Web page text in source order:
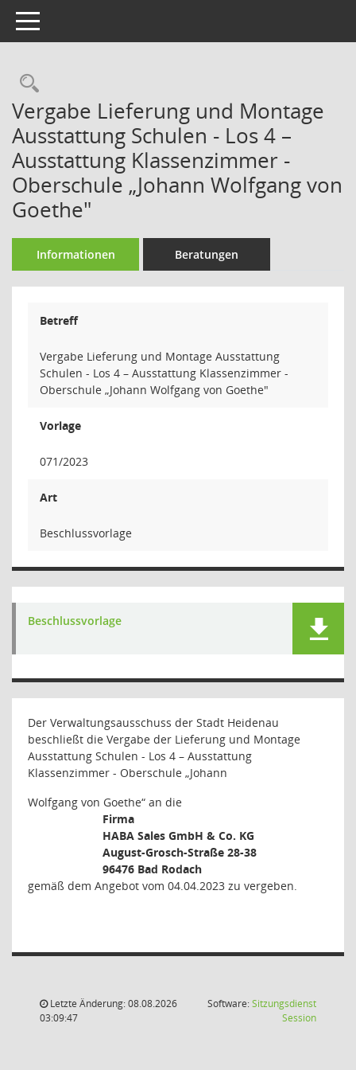
Toggle navigation
Rechercheauswahl
Vergabe Lieferung und Montage
Ausstattung Schulen - Los 4 –
Ausstattung Klassenzimmer -
Oberschule „Johann Wolfgang von
Goethe"
Informationen Beratungen
Betreff
Vergabe Lieferung und Montage Ausstattung
Schulen - Los 4 – Ausstattung Klassenzimmer -
Oberschule „Johann Wolfgang von Goethe"
Vorlage
071/2023
Art
Beschlussvorlage
Beschlussvorlage
Der Verwaltungsausschuss der Stadt Heidenau
beschließt die Vergabe der Lieferung und Montage
Ausstattung Schulen - Los 4 – Ausstattung
Klassenzimmer - Oberschule „Johann
Wolfgang von Goethe“ an die
Firma
HABA Sales GmbH & Co. KG
August-Grosch-Straße 28-38
96476 Bad Rodach
gemäß dem Angebot vom 04.04.2023 zu vergeben.
Letzte Änderung: 08.08.2026
03:09:47
Software:Sitzungsdienst
Session(Wird in